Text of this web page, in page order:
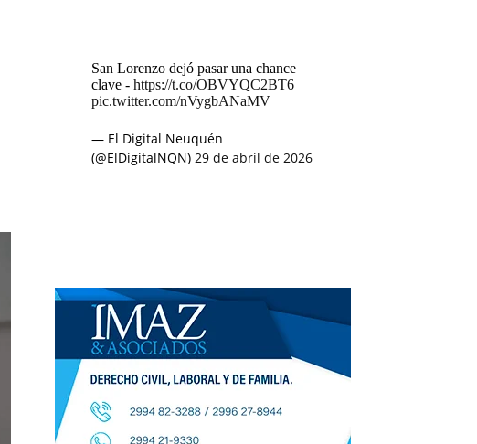
San Lorenzo dejó pasar una chance
clave - https://t.co/OBVYQC2BT6
pic.twitter.com/nVygbANaMV
— El Digital Neuquén
(@ElDigitalNQN) 29 de abril de 2026